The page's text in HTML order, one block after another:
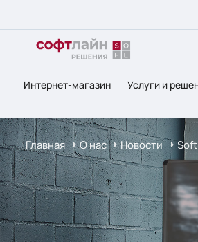
Интернет-магазин Услуги и
Главная О нас Новости